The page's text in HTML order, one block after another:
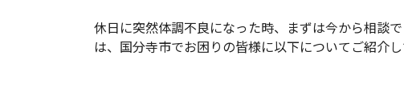
休日に突然体調不良になった時、まずは今から相談
は、 国分寺市でお困りの皆様に以下についてご紹介し